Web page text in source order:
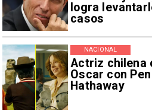
logra
casos
Actriz chilena
Oscar con
Hathaway
NACIONAL